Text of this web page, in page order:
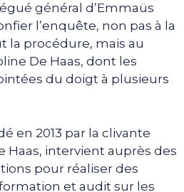
général d’Emmaüs
l’enquête, non pas à la
la procédure, mais au
De Haas, dont les
du doigt à plusieurs
en 2013 par la clivante
Haas, intervient auprès des
pour réaliser des
et audit sur les